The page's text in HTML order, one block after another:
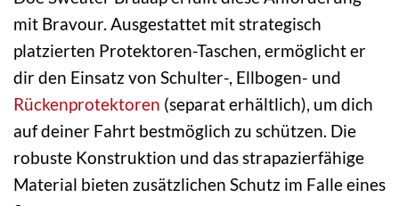
mit Bravour. Ausgestattet mit strategisch
platzierten Protektoren-Taschen, ermöglicht er
dir den Einsatz von Schulter-, Ellbogen- und
Rückenprotektoren (separat erhältlich), um dich
auf deiner Fahrt bestmöglich zu schützen. Die
robuste Konstruktion und das strapazierfähige
Material bieten zusätzlichen Schutz im Falle eines